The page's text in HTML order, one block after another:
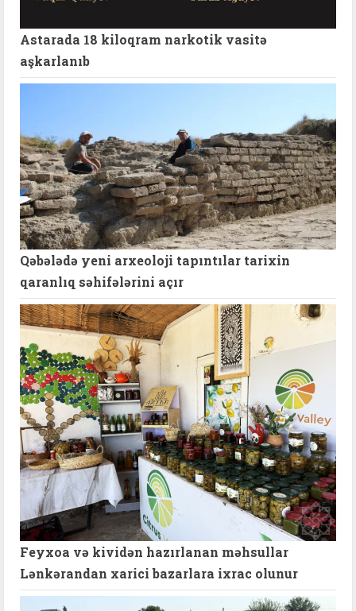
Astarada 18 kiloqram narkotik vasitə
aşkarlanıb
Qəbələdə yeni arxeoloji tapıntılar tarixin
qaranlıq səhifələrini açır
Feyxoa və kividən hazırlanan məhsullar
Lənkərandan xarici bazarlara ixrac olunur